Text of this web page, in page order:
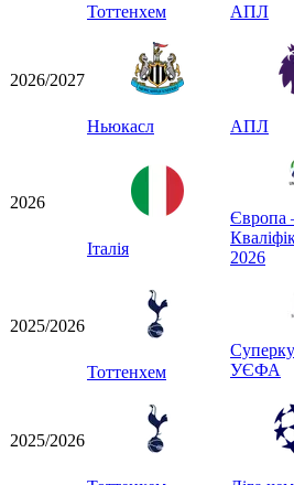
Тоттенхем АПЛ
2026/2027
Ньюкасл АПЛ
2026
Італія
Європа
2026
2025/2026
Тоттенхем
УЄФА
2025/2026